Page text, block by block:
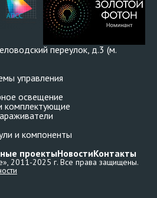
переулок, д.3 (м.
проектыНовостиКонтакты
управления
освещение
комплектующие
и компоненты
2011-2025 г. Все права защищены.